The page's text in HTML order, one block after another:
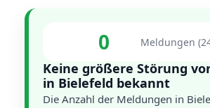
0 Meldungen
Keine größere Störung
in Bielefeld bekannt
Die Anzahl der Meldungen in